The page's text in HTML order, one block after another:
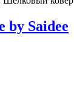
by Saidee